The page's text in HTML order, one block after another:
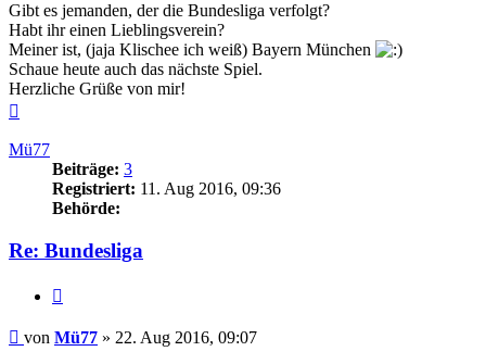
Gibt es jemanden, der die Bundesliga verfolgt?
Habt ihr einen Lieblingsverein?
Meiner ist, (jaja Klischee ich weiß) Bayern München
Schaue heute auch das nächste Spiel.
Herzliche Grüße von mir!
Mü77
Beiträge: 3
Registriert: 11. Aug 2016, 09:36
Behörde:
Re: Bundesliga
Beitrag
von Mü77 » 22. Aug 2016, 09:07